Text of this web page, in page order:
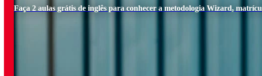
Faça 2 aulas grátis de inglês para conhecer a metodologia Wizard,